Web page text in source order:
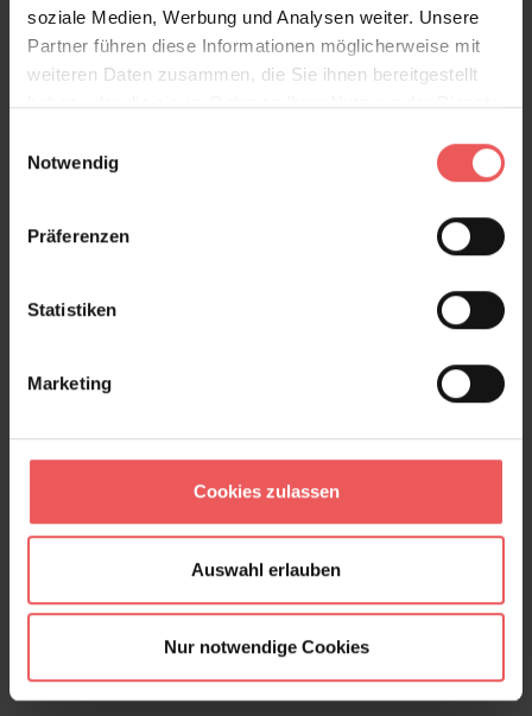
soziale Medien, Werbung und Analysen weiter. Unsere
Partner führen diese Informationen möglicherweise mit
weiteren Daten zusammen, die Sie ihnen bereitgestellt
haben oder die sie im Rahmen Ihrer Nutzung der Dienste
Notwendig
Präferenzen
Statistiken
Marketing
Cookies zulassen
Auswahl erlauben
Nur notwendige Cookies
251,10 €